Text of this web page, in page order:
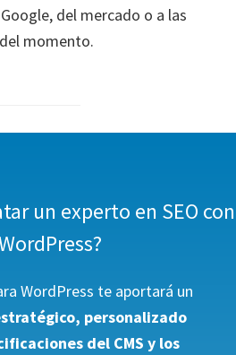
del mercado o a las
momento.
un experto en SEO con
WordPress te aportará un
personalizado
del CMS y los